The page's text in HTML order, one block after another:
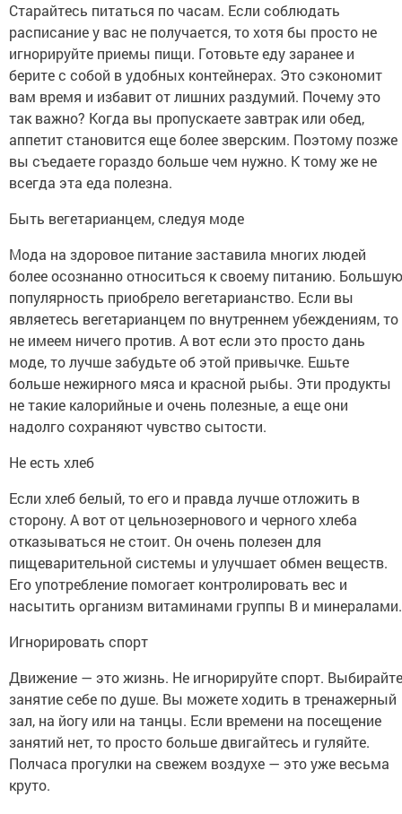
Старайтесь питаться по часам. Если соблюдать
расписание у вас не получается, то хотя бы просто не
игнорируйте приемы пищи. Готовьте еду заранее и
берите с собой в удобных контейнерах. Это сэкономит
вам время и избавит от лишних раздумий. Почему это
так важно? Когда вы пропускаете завтрак или обед,
аппетит становится еще более зверским. Поэтому позже
вы съедаете гораздо больше чем нужно. К тому же не
всегда эта еда полезна.
Быть вегетарианцем, следуя моде
Мода на здоровое питание заставила многих людей
более осознанно относиться к своему питанию. Большую
популярность приобрело вегетарианство. Если вы
являетесь вегетарианцем по внутреннем убеждениям, то
не имеем ничего против. А вот если это просто дань
моде, то лучше забудьте об этой привычке. Ешьте
больше нежирного мяса и красной рыбы. Эти продукты
не такие калорийные и очень полезные, а еще они
надолго сохраняют чувство сытости.
Не есть хлеб
Если хлеб белый, то его и правда лучше отложить в
сторону. А вот от цельнозернового и черного хлеба
отказываться не стоит. Он очень полезен для
пищеварительной системы и улучшает обмен веществ.
Его употребление помогает контролировать вес и
насытить организм витаминами группы В и минералами.
Игнорировать спорт
Движение — это жизнь. Не игнорируйте спорт. Выбирайте
занятие себе по душе. Вы можете ходить в тренажерный
зал, на йогу или на танцы. Если времени на посещение
занятий нет, то просто больше двигайтесь и гуляйте.
Полчаса прогулки на свежем воздухе — это уже весьма
круто.